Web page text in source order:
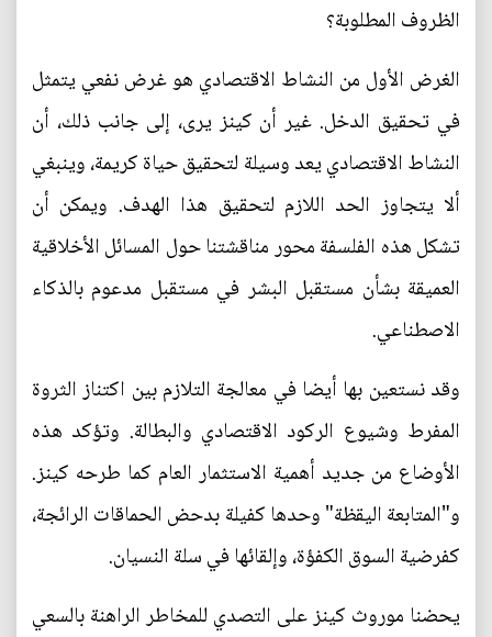
الظروف المطلوبة؟
الغرض الأول من النشاط الاقتصادي هو غرض نفعي يتمثل
في تحقيق الدخل. غير أن كينز يرى، إلى جانب ذلك، أن
النشاط الاقتصادي يعد وسيلة لتحقيق حياة كريمة، وينبغي
ألا يتجاوز الحد اللازم لتحقيق هذا الهدف. ويمكن أن
تشكل هذه الفلسفة محور مناقشتنا حول المسائل الأخلاقية
العميقة بشأن مستقبل البشر في مستقبل مدعوم بالذكاء
الاصطناعي.
وقد نستعين بها أيضا في معالجة التلازم بين اكتناز الثروة
المفرط وشيوع الركود الاقتصادي والبطالة. وتؤكد هذه
الأوضاع من جديد أهمية الاستثمار العام كما طرحه كينز.
و"المتابعة اليقظة" وحدها كفيلة بدحض الحماقات الرائجة،
كفرضية السوق الكفؤة، وإلقائها في سلة النسيان.
يحضنا موروث كينز على التصدي للمخاطر الراهنة بالسعي